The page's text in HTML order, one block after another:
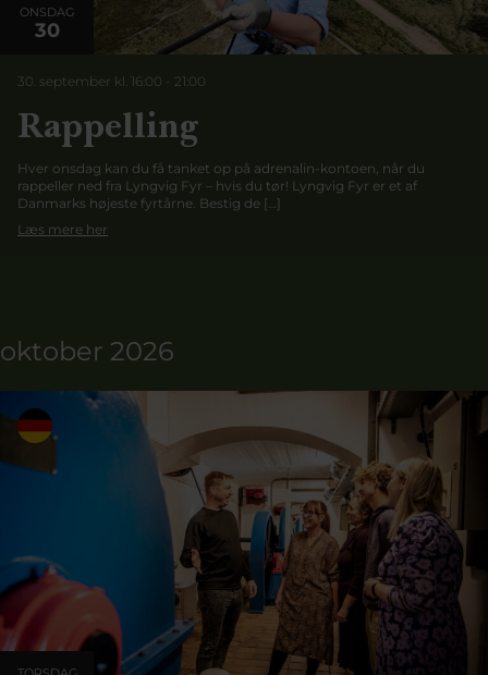
ONSDAG
30
30. september kl. 16:00 - 21:00
Rappelling
Hver onsdag kan du få tanket op på adrenalin-kontoen, når du
rappeller ned fra Lyngvig Fyr – hvis du tør! Lyngvig Fyr er et af
Danmarks højeste fyrtårne. Bestig de […]
Læs mere her
oktober 2026